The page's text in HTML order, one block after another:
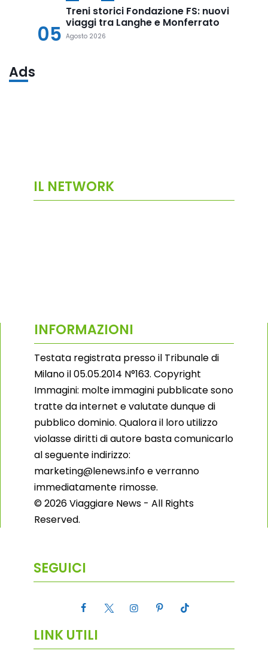
05
Treni storici Fondazione FS: nuovi
viaggi tra Langhe e Monferrato
Agosto 2026
Ads
IL NETWORK
INFORMAZIONI
Testata registrata presso il Tribunale di
Milano il 05.05.2014 N°163. Copyright
Immagini: molte immagini pubblicate sono
tratte da internet e valutate dunque di
pubblico dominio. Qualora il loro utilizzo
violasse diritti di autore basta comunicarlo
al seguente indirizzo:
marketing@lenews.info e verranno
immediatamente rimosse.
© 2026 Viaggiare News - All Rights
Reserved.
SEGUICI
LINK UTILI